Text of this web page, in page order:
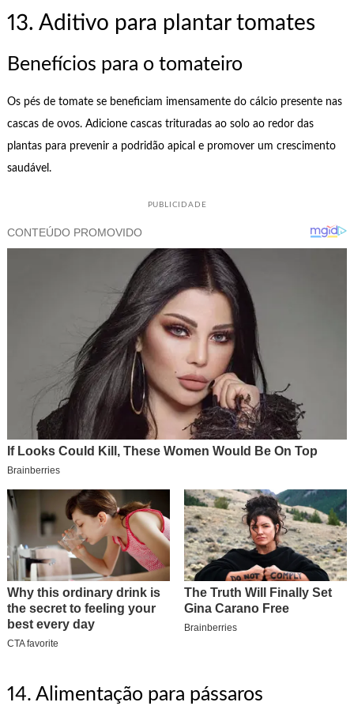
13. Aditivo para plantar tomates
Benefícios para o tomateiro
Os pés de tomate se beneficiam imensamente do cálcio presente nas
cascas de ovos. Adicione cascas trituradas ao solo ao redor das
plantas para prevenir a podridão apical e promover um crescimento
saudável.
PUBLICIDADE
14. Alimentação para pássaros